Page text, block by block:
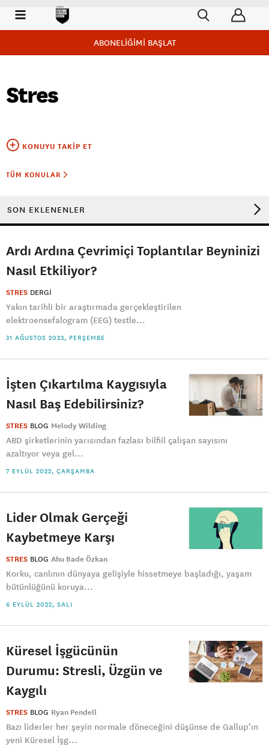
ABONELİĞİMİ BAŞLAT
Stres
KONUYU TAKIP ET
TÜM KONULAR
SON EKLENENLER
Ardı Ardına Çevrimiçi Toplantılar Beyninizi
Nasıl Etkiliyor?
STRES DERGI
​Yakın tarihli bir araştırmada gerçekleştirilen
elektroensefalogram (EEG) testle...
31 AĞUSTOS 2023, PERŞEMBE
İşten Çıkartılma Kaygısıyla
Nasıl Baş Edebilirsiniz?
STRES BLOG Melody Wilding
ABD şirketlerinin yarısından fazlası bilfiil çalışan sayısını
azaltıyor veya gel...
7 EYLÜL 2022, ÇARŞAMBA
Lider Olmak Gerçeği
Kaybetmeye Karşı
STRES BLOG Ahu Bade Özkan
Korku, canlının dünyaya gelişiyle hissetmeye başladığı, yaşam
bütünlüğünü koruya...
6 EYLÜL 2022, SALI
Küresel İşgücünün
Durumu: Stresli, Üzgün ve
Kaygılı
STRES BLOG Ryan Pendell
Bazı liderler her şeyin normale döneceğini düşünse de Gallup’ın
yeni Küresel İşg...